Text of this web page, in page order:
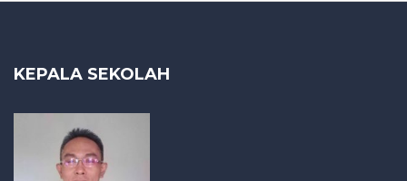
KEPALA SEKOLAH